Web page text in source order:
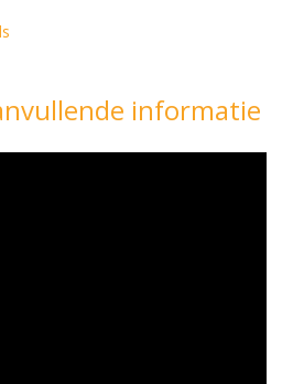
informatie